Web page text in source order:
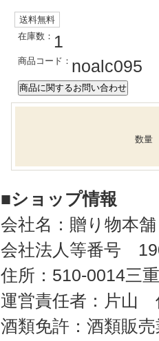
送料無料
在庫数： 1
商品コード： noalc095
数量
■ショップ情報
会社名：贈り物本
会社法人等番号
住所：510-0014三
運営責任者：片山
酒類免許：酒類販